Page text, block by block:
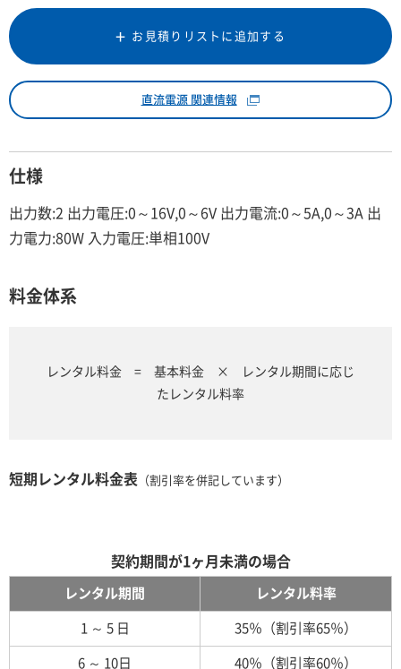
お見積りリストに追加する
直流電源 関連情報
仕様
出力数:2 出力電圧:0～16V,0～6V 出力電流:0～5A,0～3A 出
力電力:80W 入力電圧:単相100V
料金体系
レンタル料金 = 基本料金 × レンタル期間に応じ
たレンタル料率
短期レンタル料金表 （割引率を併記しています）
契約期間が1ヶ月未満の場合
レンタル期間 レンタル料率
1 ～ 5 日 35％（割引率65％）
6 ～ 10日 40％（割引率60％）